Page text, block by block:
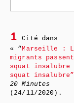
1
Cité dans
« “Marseille :
migrants
squat insalubre
squat insalubre”
20 Minutes
(24/11/2020).